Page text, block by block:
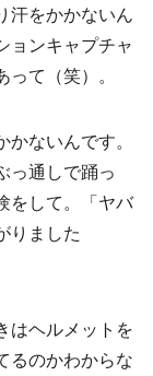
汗をかかないん
ョンキャプチャ
て（笑）。
ないんです。
っ通しで踊っ
をして。「ヤバ
りました
はヘルメットを
るのかわからな